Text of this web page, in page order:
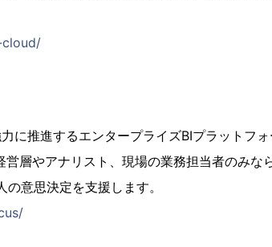
cloud/
に推進するエンタープライズBIプラットフ
層やアナリスト、現場の業務担当者のみな
意思決定を支援します。